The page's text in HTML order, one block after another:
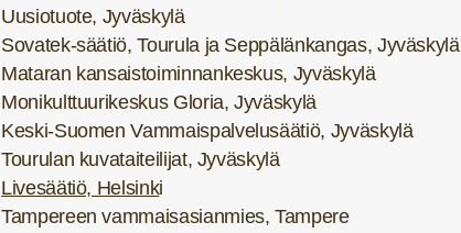
Uusiotuote, Jyväskylä
Sovatek-säätiö, Tourula ja Seppälänkangas, Jyväskylä
Mataran kansaistoiminnankeskus, Jyväskylä
Monikulttuurikeskus Gloria, Jyväskylä
Keski-Suomen Vammaispalvelusäätiö, Jyväskylä
Tourulan kuvataiteilijat, Jyväskylä
Livesäätiö, Helsinki
Tampereen vammaisasianmies, Tampere